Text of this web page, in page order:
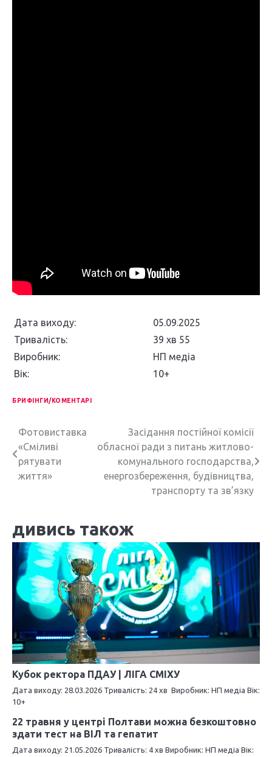
Дата виходу:
05.09.2025
Тривалість:
39 хв 55
Виробник:
НП медіа
Вік:
10+
БРИФІНГИ/КОМЕНТАРІ
Н
а
в
г
а
ц
з
а
п
и
с
і
Фотовиставка
«Сміливі
рятувати
життя»
Засідання постійної комісії
обласної ради з питань житлово-
комунального господарства,
енергозбереження, будівництва,
транспорту та зв’язку
дивись також
Кубок ректора ПДАУ | ЛІГА СМІХУ
Дата виходу: 28.03.2026 Тривалість: 24 хв Виробник: НП медіа Вік:
10+
22 травня у центрі Полтави можна безкоштовно
здати тест на ВІЛ та гепатит
Дата виходу: 21.05.2026 Тривалість: 4 хв Виробник: НП медіа Вік: